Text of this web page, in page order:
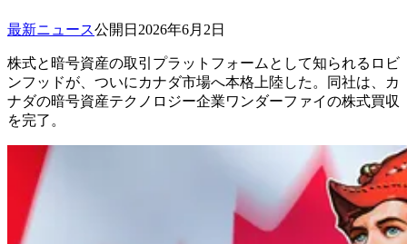
最新ニュース公開日 2026年6月2日
株式と暗号資産の取引プラットフォームとして知られるロビ
ンフッドが、ついにカナダ市場へ本格上陸した。同社は、カ
ナダの暗号資産テクノロジー企業ワンダーファイの株式買収
を完了。